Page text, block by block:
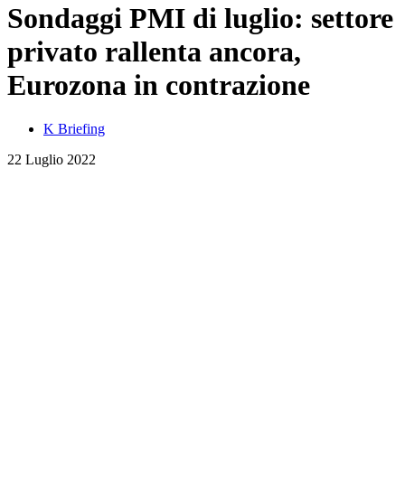
Sondaggi PMI di luglio: settore
privato rallenta ancora,
Eurozona in contrazione
K Briefing
22 Luglio 2022